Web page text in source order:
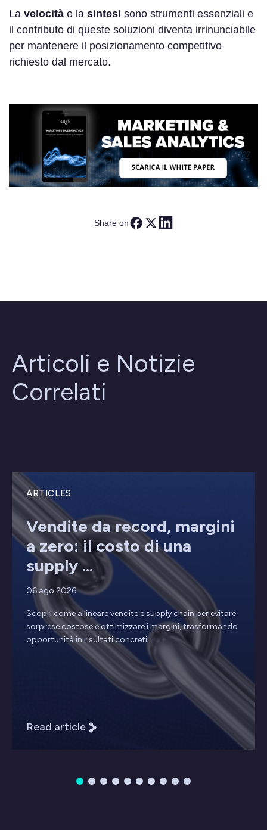
La velocità e la sintesi sono strumenti essenziali e
il contributo di queste soluzioni diventa irrinunciabile
per mantenere il posizionamento competitivo
richiesto dal mercato.
Share on
Articoli e Notizie
Correlati
ARTICLES
Vendite da record, margini
a zero: il costo di una
supply ...
06 ago 2026
Scopri come allineare vendite e supply chain per evitare
sorprese costose e ottimizzare i margini, trasformando
opportunità in risultati concreti.
Read article